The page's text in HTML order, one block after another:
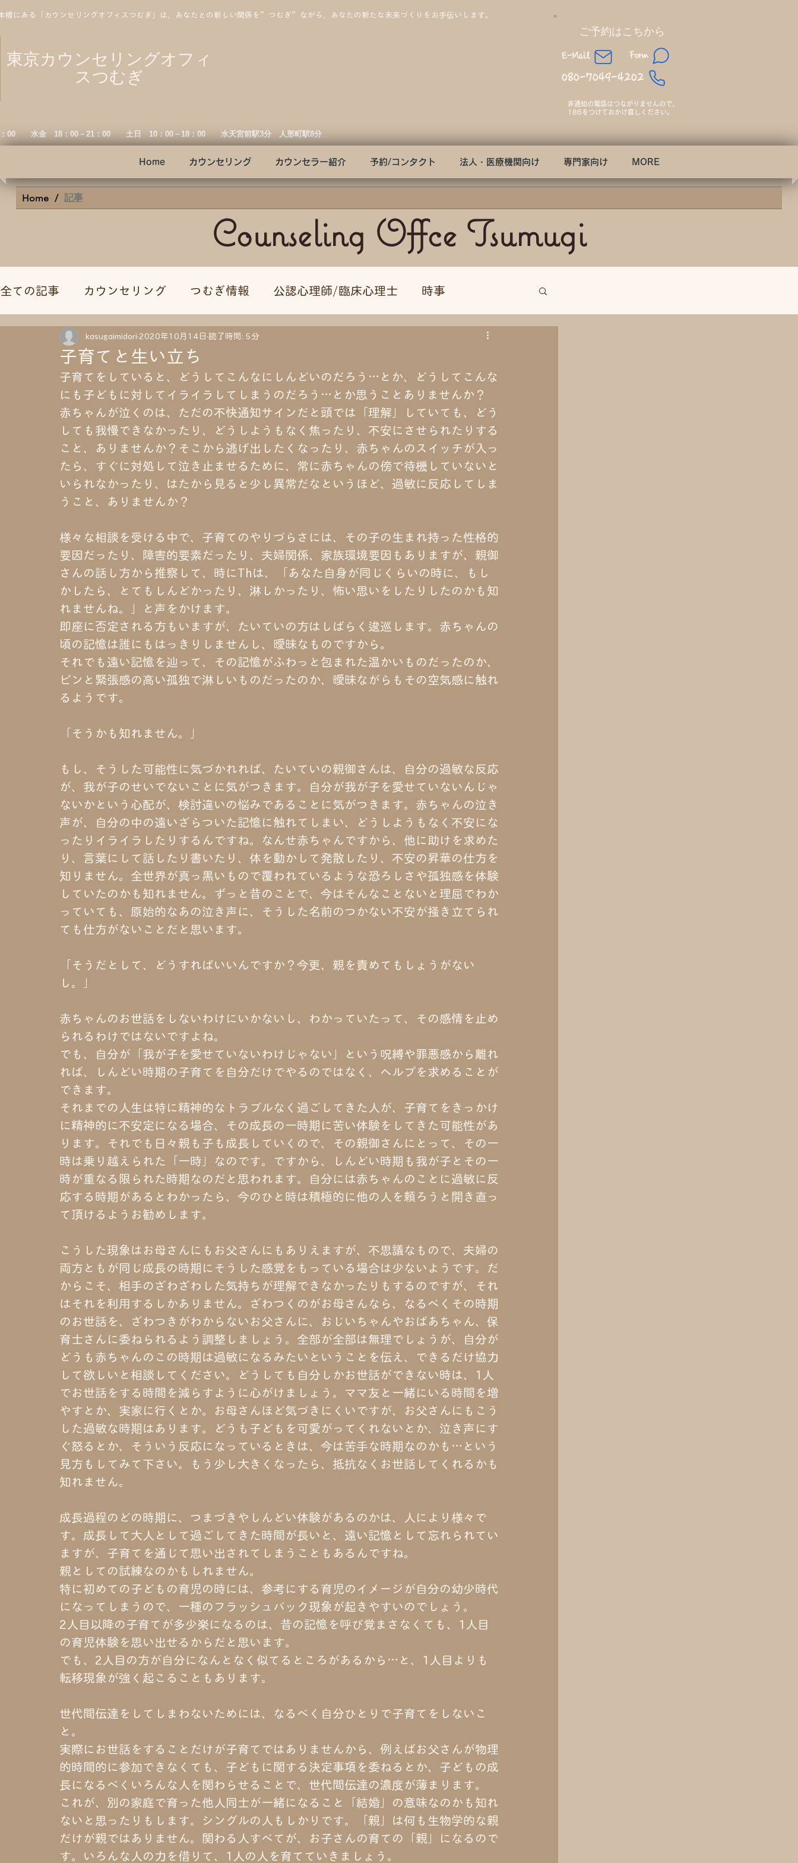
橋にある「カウンセリングオフィスつむぎ」は、あなたとの新しい関係を”つむぎ”ながら、あなたの新たな未来づくりをお手伝いします。
東京カウンセリングオフィ
スつむぎ
080-7049-4202
​ご予約はこちから
E-Mail Form
非通知の電話はつながりませんので、​
186をつけておかけ直しください。
：00 水金 18：00－21：00 土日 10：00－18：00 水天宮前駅3分 人形町駅8分
Home カウンセリング カウンセラー紹介 予約/コンタクト 法人・医療機関向け 専門家向け MORE
Home / 記事
Counseling Offce Tsumugi
全ての記事 カウンセリング つむぎ情報 公認心理師/臨床心理士 時事
心理テスト
子育てと生い立ち
kasugaimidori 2020年10月14日 読了時間: 5分
子育てをしていると、どうしてこんなにしんどいのだろう…とか、どうしてこんな
にも子どもに対してイライラしてしまうのだろう…とか思うことありませんか？
赤ちゃんが泣くのは、ただの不快通知サインだと頭では「理解」していても、どう
しても我慢できなかったり、どうしようもなく焦ったり、不安にさせられたりする
こと、ありませんか？そこから逃げ出したくなったり、赤ちゃんのスイッチが入っ
たら、すぐに対処して泣き止ませるために、常に赤ちゃんの傍で待機していないと
いられなかったり、はたから見ると少し異常だなというほど、過敏に反応してしま
うこと、ありませんか？
様々な相談を受ける中で、子育てのやりづらさには、その子の生まれ持った性格的
要因だったり、障害的要素だったり、夫婦関係、家族環境要因もありますが、親御
さんの話し方から推察して、時にThは、「あなた自身が同じくらいの時に、もし
かしたら、とてもしんどかったり、淋しかったり、怖い思いをしたりしたのかも知
れませんね。」と声をかけます。
即座に否定される方もいますが、たいていの方はしばらく逡巡します。赤ちゃんの
頃の記憶は誰にもはっきりしませんし、曖昧なものですから。
それでも遠い記憶を辿って、その記憶がふわっと包まれた温かいものだったのか、
ピンと緊張感の高い孤独で淋しいものだったのか、曖昧ながらもその空気感に触れ
るようです。
「そうかも知れません。」
もし、そうした可能性に気づかれれば、たいていの親御さんは、自分の過敏な反応
が、我が子のせいでないことに気がつきます。自分が我が子を愛せていないんじゃ
ないかという心配が、検討違いの悩みであることに気がつきます。赤ちゃんの泣き
声が、自分の中の遠いざらついた記憶に触れてしまい、どうしようもなく不安にな
ったりイライラしたりするんですね。なんせ赤ちゃんですから、他に助けを求めた
り、言葉にして話したり書いたり、体を動かして発散したり、不安の昇華の仕方を
知りません。全世界が真っ黒いもので覆われているような恐ろしさや孤独感を体験
していたのかも知れません。ずっと昔のことで、今はそんなことないと理屈でわか
っていても、原始的なあの泣き声に、そうした名前のつかない不安が掻き立てられ
ても仕方がないことだと思います。
「そうだとして、どうすればいいんですか？今更、親を責めてもしょうがない
し。」
赤ちゃんのお世話をしないわけにいかないし、わかっていたって、その感情を止め
られるわけではないですよね。
でも、自分が「我が子を愛せていないわけじゃない」という呪縛や罪悪感から離れ
れば、しんどい時期の子育てを自分だけでやるのではなく、ヘルプを求めることが
できます。
それまでの人生は特に精神的なトラブルなく過ごしてきた人が、子育てをきっかけ
に精神的に不安定になる場合、その成長の一時期に苦い体験をしてきた可能性があ
ります。それでも日々親も子も成長していくので、その親御さんにとって、その一
時は乗り越えられた「一時」なのです。ですから、しんどい時期も我が子とその一
時が重なる限られた時期なのだと思われます。自分には赤ちゃんのことに過敏に反
応する時期があるとわかったら、今のひと時は積極的に他の人を頼ろうと開き直っ
て頂けるようお勧めします。
こうした現象はお母さんにもお父さんにもありえますが、不思議なもので、夫婦の
両方ともが同じ成長の時期にそうした感覚をもっている場合は少ないようです。だ
からこそ、相手のざわざわした気持ちが理解できなかったりもするのですが、それ
はそれを利用するしかありません。ざわつくのがお母さんなら、なるべくその時期
のお世話を、ざわつきがわからないお父さんに、おじいちゃんやおばあちゃん、保
育士さんに委ねられるよう調整しましょう。全部が全部は無理でしょうが、自分が
どうも赤ちゃんのこの時期は過敏になるみたいということを伝え、できるだけ協力
して欲しいと相談してください。どうしても自分しかお世話ができない時は、1人
でお世話をする時間を減らすように心がけましょう。ママ友と一緒にいる時間を増
やすとか、実家に行くとか。お母さんほど気づきにくいですが、お父さんにもこう
した過敏な時期はあります。どうも子どもを可愛がってくれないとか、泣き声にす
ぐ怒るとか、そういう反応になっているときは、今は苦手な時期なのかも…という
見方もしてみて下さい。もう少し大きくなったら、抵抗なくお世話してくれるかも
知れません。
成長過程のどの時期に、つまづきやしんどい体験があるのかは、人により様々で
す。成長して大人として過ごしてきた時間が長いと、遠い記憶として忘れられてい
ますが、子育てを通じて思い出されてしまうこともあるんですね。
親としての試練なのかもしれません。
特に初めての子どもの育児の時には、参考にする育児のイメージが自分の幼少時代
になってしまうので、一種のフラッシュバック現象が起きやすいのでしょう。
2人目以降の子育てが多少楽になるのは、昔の記憶を呼び覚まさなくても、1人目
の育児体験を思い出せるからだと思います。
でも、2人目の方が自分になんとなく似てるところがあるから…と、1人目よりも
転移現象が強く起こることもあります。
世代間伝達をしてしまわないためには、なるべく自分ひとりで子育てをしないこ
と。
実際にお世話をすることだけが子育てではありませんから、例えばお父さんが物理
的時間的に参加できなくても、子どもに関する決定事項を委ねるとか、子どもの成
長になるべくいろんな人を関わらせることで、世代間伝達の濃度が薄まります。
これが、別の家庭で育った他人同士が一緒になること「結婚」の意味なのかも知れ
ないと思ったりもします。シングルの人もしかりです。「親」は何も生物学的な親
だけが親ではありません。関わる人すべてが、お子さんの育ての「親」になるので
す。いろんな人の力を借りて、1人の人を育てていきましょう。